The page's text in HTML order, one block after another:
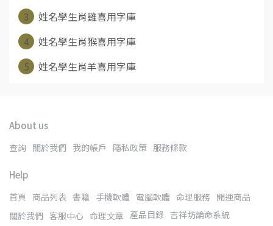
3
姓名學生肖雞喜用字庫
4
姓名學生肖猴喜用字庫
5
姓名學生肖羊喜用字庫
About us
查詢 關於我們 我的帳戶 隱私政策 服務條款
Help
首頁 商品列表 書籍 手機軟體 電腦軟體 命理服務 開運商品
關於我們 客服中心 命理文章 產品目錄 吉祥坊論命系統